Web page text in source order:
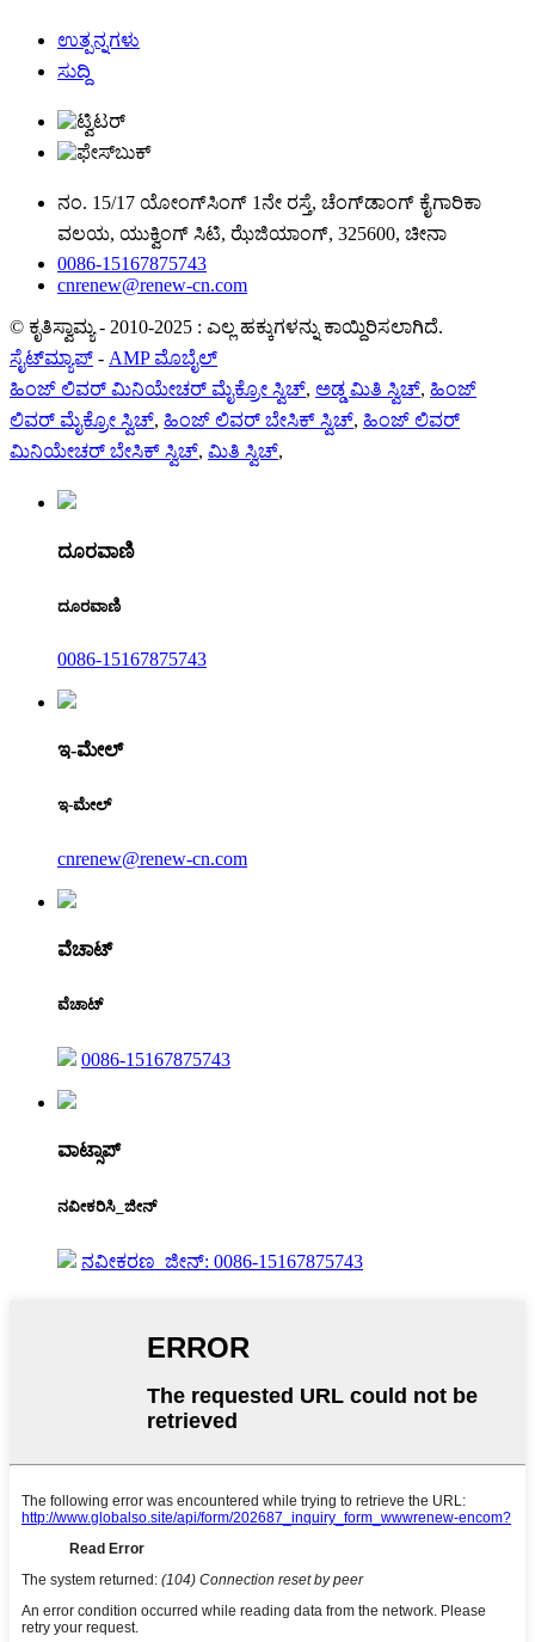
ಉತ್ಪನ್ನಗಳು
ಸುದ್ದಿ
ನಂ. 15/17 ಯೋಂಗ್‌ಸಿಂಗ್ 1ನೇ ರಸ್ತೆ, ಚೆಂಗ್‌ಡಾಂಗ್ ಕೈಗಾರಿಕಾ
ವಲಯ, ಯುಕ್ವಿಂಗ್ ಸಿಟಿ, ಝೆಜಿಯಾಂಗ್, 325600, ಚೀನಾ
0086-15167875743
cnrenew@renew-cn.com
© ಕೃತಿಸ್ವಾಮ್ಯ - 2010-2025 : ಎಲ್ಲ ಹಕ್ಕುಗಳನ್ನು ಕಾಯ್ದಿರಿಸಲಾಗಿದೆ.
ಸೈಟ್‌ಮ್ಯಾಪ್ - AMP ಮೊಬೈಲ್
ಹಿಂಜ್ ಲಿವರ್ ಮಿನಿಯೇಚರ್ ಮೈಕ್ರೋ ಸ್ವಿಚ್, ಅಡ್ಡ ಮಿತಿ ಸ್ವಿಚ್, ಹಿಂಜ್
ಲಿವರ್ ಮೈಕ್ರೋ ಸ್ವಿಚ್, ಹಿಂಜ್ ಲಿವರ್ ಬೇಸಿಕ್ ಸ್ವಿಚ್, ಹಿಂಜ್ ಲಿವರ್
ಮಿನಿಯೇಚರ್ ಬೇಸಿಕ್ ಸ್ವಿಚ್, ಮಿತಿ ಸ್ವಿಚ್,
ದೂರವಾಣಿ
ದೂರವಾಣಿ
0086-15167875743
ಇ-ಮೇಲ್
ಇ-ಮೇಲ್
cnrenew@renew-cn.com
ವೆಚಾಟ್
ವೆಚಾಟ್
0086-15167875743
ವಾಟ್ಸಾಪ್
ನವೀಕರಿಸಿ_ಜೀನ್
ನವೀಕರಣ_ಜೀನ್: 0086-15167875743